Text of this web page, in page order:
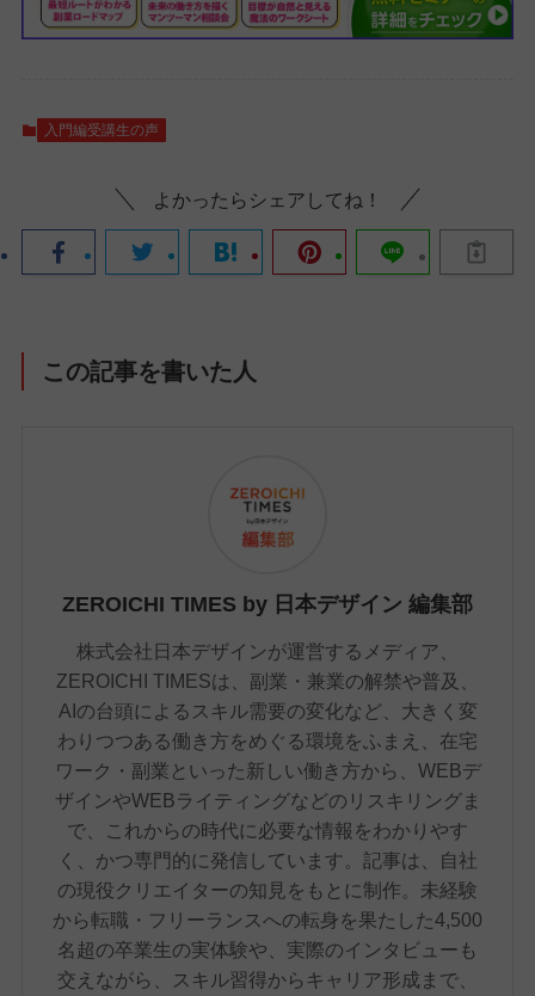
入門編受講生の声
よかったらシェアしてね！
この記事を書いた人
ZEROICHI TIMES by 日本デザイン 編集部
株式会社日本デザインが運営するメディア、
ZEROICHI TIMESは、副業・兼業の解禁や普及、
AIの台頭によるスキル需要の変化など、大きく変
わりつつある働き方をめぐる環境をふまえ、在宅
ワーク・副業といった新しい働き方から、WEBデ
ザインやWEBライティングなどのリスキリングま
で、これからの時代に必要な情報をわかりやす
く、かつ専門的に発信しています。記事は、自社
の現役クリエイターの知見をもとに制作。未経験
から転職・フリーランスへの転身を果たした4,500
名超の卒業生の実体験や、実際のインタビューも
交えながら、スキル習得からキャリア形成まで、